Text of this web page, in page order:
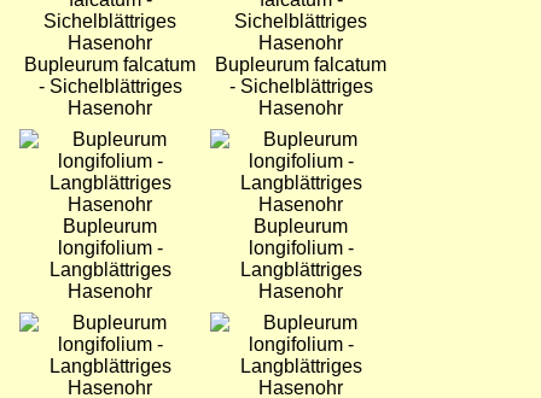
Bupleurum falcatum
- Sichelblättriges
Hasenohr
Bupleurum falcatum
- Sichelblättriges
Hasenohr
Bild
Bupleurum
longifolium -
Langblättriges
Hasenohr
Bild
Bupleurum
longifolium -
Langblättriges
Hasenohr
Bild
Bild